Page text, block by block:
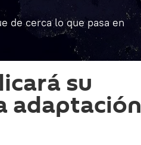
de cerca lo que pasa en
su
adaptación